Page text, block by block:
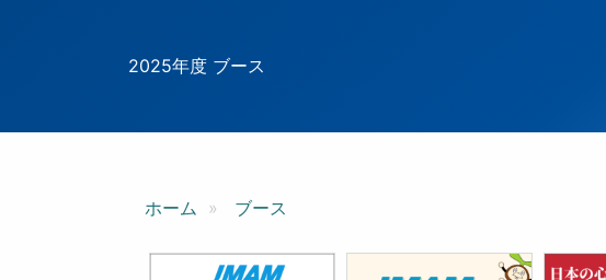
ン
2025年度 ブース
ホーム ブース